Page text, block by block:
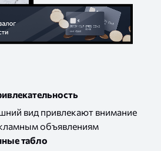
вид привлекают внимание
объявлениям
табло